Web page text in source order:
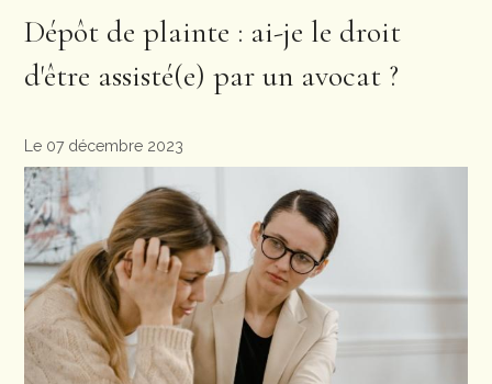
Dépôt de plainte : ai-je le droit
d'être assisté(e) par un avocat ?
Le 07 décembre 2023